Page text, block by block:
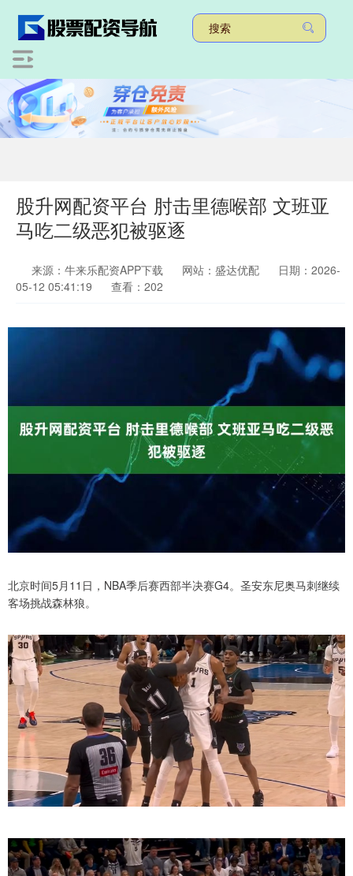
股升网配资平台 肘击里德喉部 文班亚
马吃二级恶犯被驱逐
来源：牛来乐配资APP下载 网站：盛达优配
日期：2026-
05-12 05:41:19
查看：202
北京时间5月11日，NBA季后赛西部半决赛G4。圣安东尼奥马刺继续
客场挑战森林狼。